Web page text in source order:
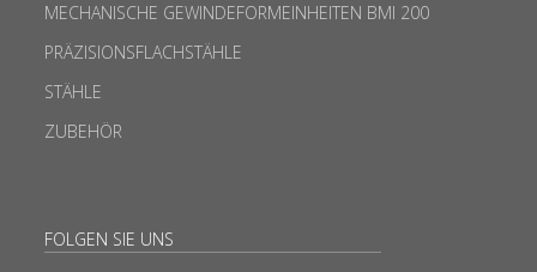
MECHANISCHE GEWINDEFORMEINHEITEN BMI 200
PRÄZISIONSFLACHSTÄHLE
STÄHLE
ZUBEHÖR
FOLGEN SIE UNS